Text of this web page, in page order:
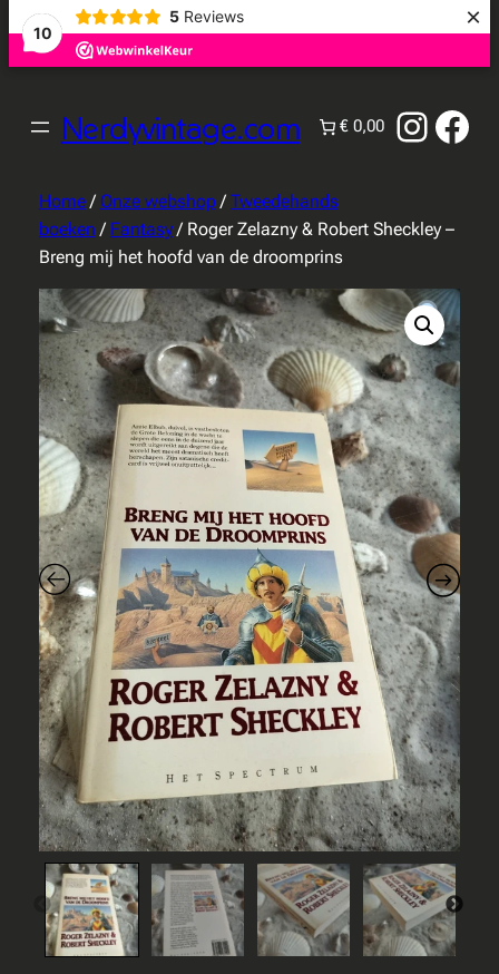
10
5 Reviews ×
Nerdyvintage.com € 0,00
Home/ Onze webshop/ Tweedehands
boeken / Fantasy/ Roger Zelazny & Robert Sheckley –
Breng mij het hoofd van de droomprins